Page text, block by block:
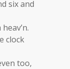
six and
clock
too,